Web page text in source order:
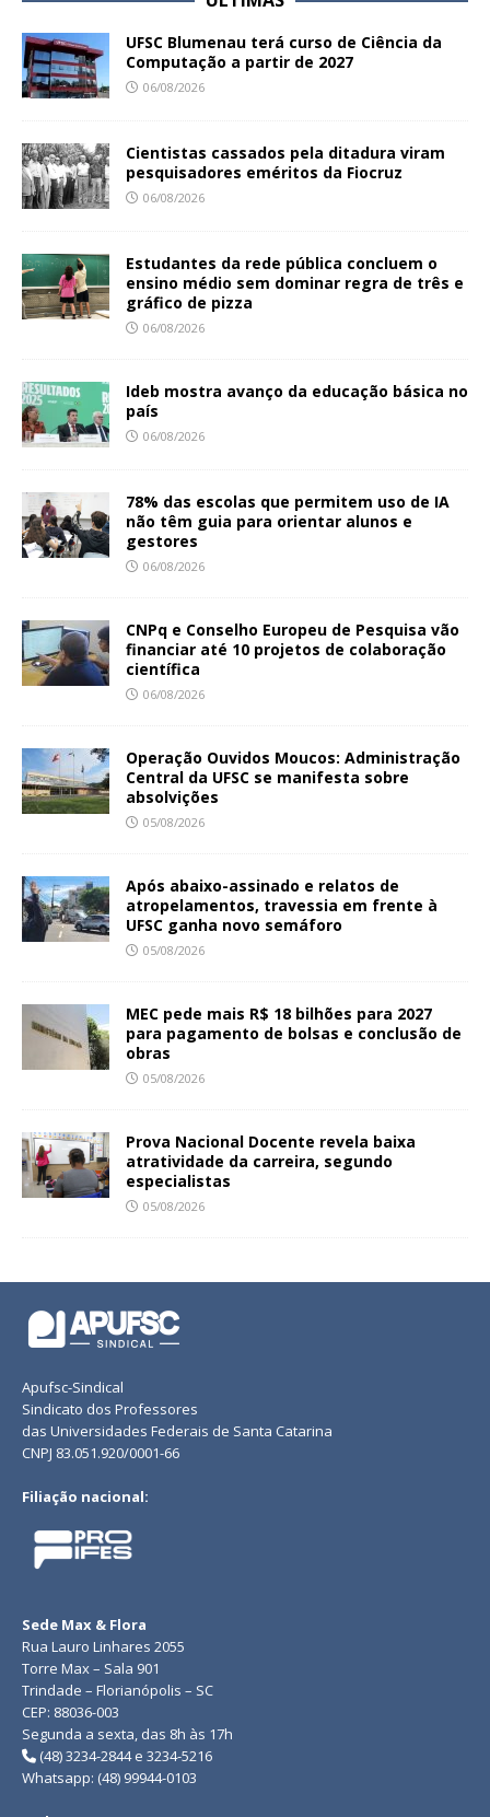
UFSC Blumenau terá curso de Ciência da
Computação a partir de 2027
06/08/2026
Cientistas cassados pela ditadura viram
pesquisadores eméritos da Fiocruz
06/08/2026
Estudantes da rede pública concluem o
ensino médio sem dominar regra de três e
gráfico de pizza
06/08/2026
Ideb mostra avanço da educação básica no
país
06/08/2026
78% das escolas que permitem uso de IA
não têm guia para orientar alunos e
gestores
06/08/2026
CNPq e Conselho Europeu de Pesquisa vão
financiar até 10 projetos de colaboração
científica
06/08/2026
Operação Ouvidos Moucos: Administração
Central da UFSC se manifesta sobre
absolvições
05/08/2026
Após abaixo-assinado e relatos de
atropelamentos, travessia em frente à
UFSC ganha novo semáforo
05/08/2026
MEC pede mais R$ 18 bilhões para 2027
para pagamento de bolsas e conclusão de
obras
05/08/2026
Prova Nacional Docente revela baixa
atratividade da carreira, segundo
especialistas
05/08/2026
Apufsc-Sindical
Sindicato dos Professores
das Universidades Federais de Santa Catarina
CNPJ 83.051.920/0001-66
Filiação nacional:
Sede Max & Flora
Rua Lauro Linhares 2055
Torre Max – Sala 901
Trindade – Florianópolis – SC
CEP: 88036-003
Segunda a sexta, das 8h às 17h
(48) 3234-2844 e 3234-5216
Whatsapp: (48) 99944-0103